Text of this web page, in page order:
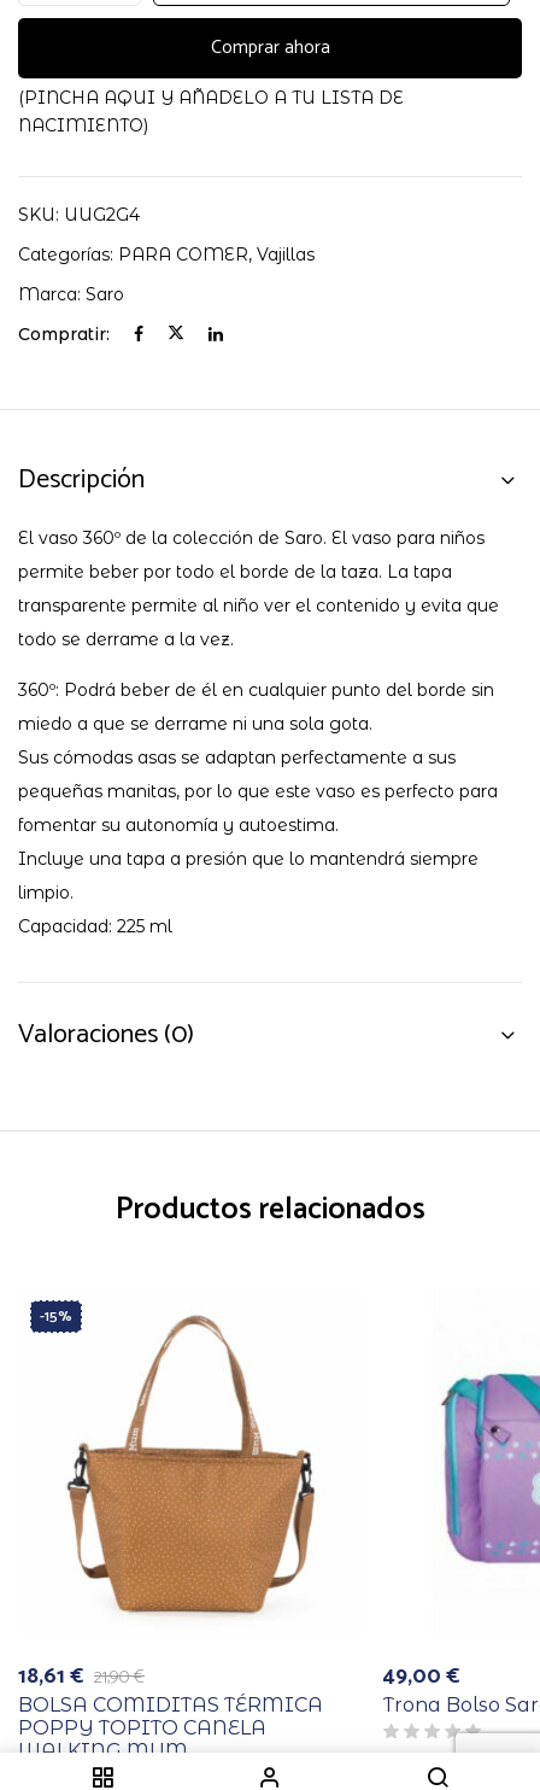
360
cantidad
Comprar ahora
(PINCHA AQUI Y AÑADELO A TU LISTA DE
NACIMIENTO)
SKU: UUG2G4
Categorías: PARA COMER, Vajillas
Marca: Saro
Compratir:
Descripción
El vaso 360º de la colección de Saro. El vaso para niños
permite beber por todo el borde de la taza. La tapa
transparente permite al niño ver el contenido y evita que
todo se derrame a la vez.
360º: Podrá beber de él en cualquier punto del borde sin
miedo a que se derrame ni una sola gota.
Sus cómodas asas se adaptan perfectamente a sus
pequeñas manitas, por lo que este vaso es perfecto para
fomentar su autonomía y autoestima.
Incluye una tapa a presión que lo mantendrá siempre
limpio.
Capacidad: 225 ml
Valoraciones (0)
Productos relacionados
-15%
21,90€
El
precio
original
era:
18,61€
El
precio
actual
es:
BOLSA COMIDITAS TÉRMICA
POPPY TOPITO CANELA
WALKING MUM
49,00€
Trona Bolso